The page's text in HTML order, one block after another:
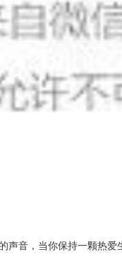
声音，当你保持一颗热